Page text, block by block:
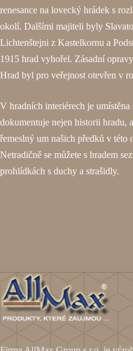
renesance na lovecký hrádek s
okolí. Dalšími majiteli byly
Lichtenštejni z Kastelkornu a
1915 hrad vyhořel. Zásadní
Hrad byl pro veřejnost otevřen v
V hradních interiérech je umístěna
dokumentuje nejen historii hradu,
řemeslný um našich předků v této
Netradičně se můžete s hradem
prohlídkách s duchy a strašidly.